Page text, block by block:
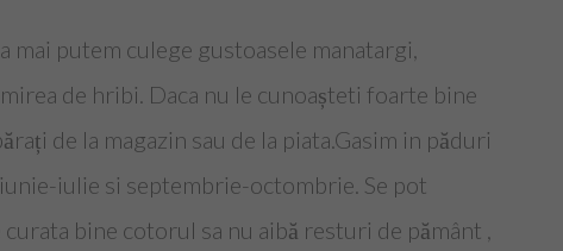
mai putem culege gustoasele manatargi,
de hribi. Daca nu le cunoașteti foarte bine
de la magazin sau de la piata.Gasim in păduri
iulie si septembrie-octombrie. Se pot
bine cotorul sa nu aibă resturi de pământ ,